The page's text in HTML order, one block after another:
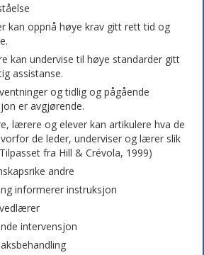
kan oppnå høye krav gitt rett tid og
kan undervise til høye standarder gitt
assistanse.
og tidlig og pågående
er avgjørende.
lærere og elever kan artikulere hva de
de leder, underviser og lærer slik
fra Hill & Crévola, 1999)
andre
informerer instruksjon
intervensjon